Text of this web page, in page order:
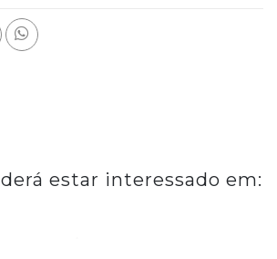
estar interessado em: